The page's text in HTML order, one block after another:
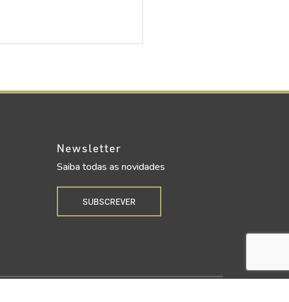
Newsletter
Saiba todas as novidades
SUBSCREVER